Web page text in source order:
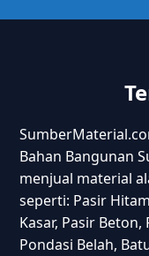
Bahan Bangunan
menjual material
seperti: Pasir
Kasar, Pasir
Pondasi Belah,